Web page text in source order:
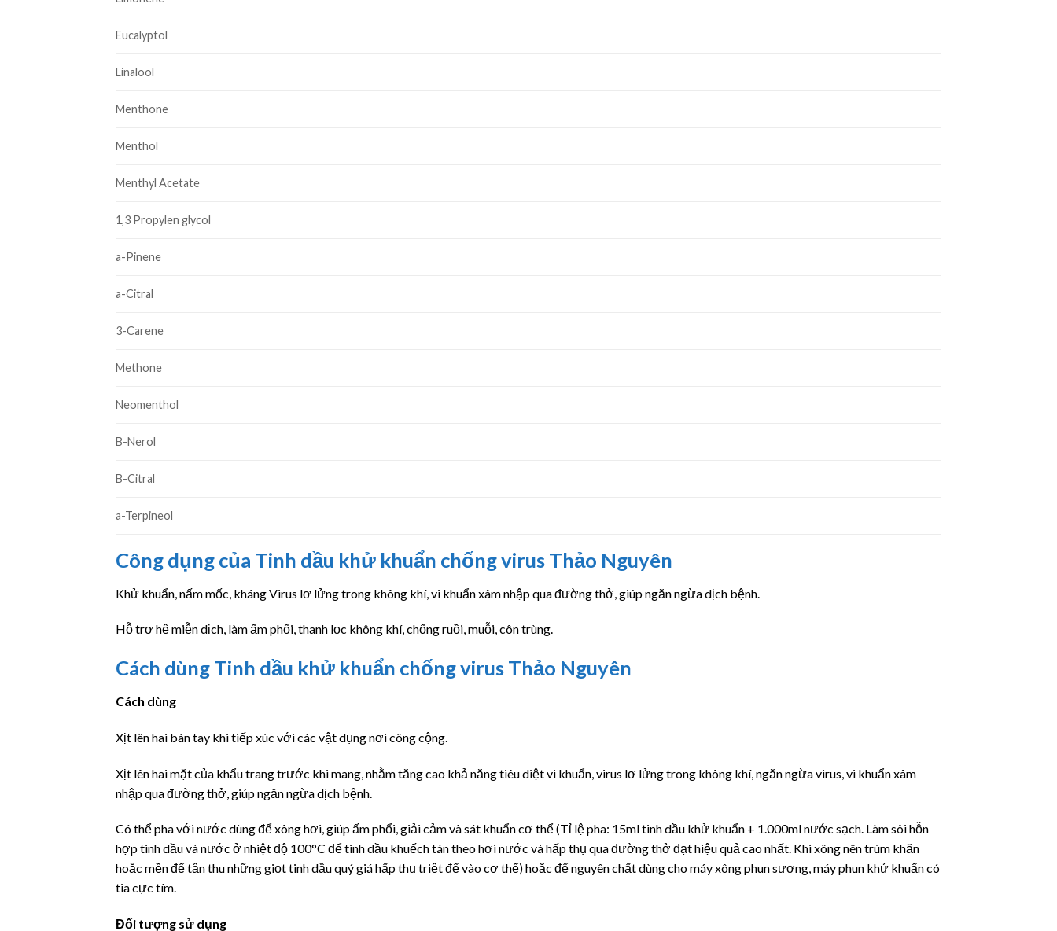
Eucalyptol
Linalool
Menthone
Menthol
Menthyl Acetate
1,3 Propylen glycol
a-Pinene
a-Citral
3-Carene
Methone
Neomenthol
B-Nerol
B-Citral
a-Terpineol
Công dụng của Tinh dầu khử khuẩn chống virus Thảo Nguyên
Khử khuẩn, nấm mốc, kháng Virus lơ lửng trong không khí, vi khuẩn xâm nhập qua đường thở, giúp ngăn ngừa dịch bệnh.
Hỗ trợ hệ miễn dịch, làm ấm phổi, thanh lọc không khí, chống ruồi, muỗi, côn trùng.
Cách dùng Tinh dầu khử khuẩn chống virus Thảo Nguyên
Cách dùng
Xịt lên hai bàn tay khi tiếp xúc với các vật dụng nơi công cộng.
Xịt lên hai mặt của khẩu trang trước khi mang, nhằm tăng cao khả năng tiêu diệt vi khuẩn, virus lơ lửng trong không khí, ngăn ngừa virus, vi khuẩn xâm
nhập qua đường thở, giúp ngăn ngừa dịch bệnh.
Có thể pha với nước dùng để xông hơi, giúp ấm phổi, giải cảm và sát khuẩn cơ thể (Tỉ lệ pha: 15ml tinh dầu khử khuẩn + 1.000ml nước sạch. Làm sôi hỗn
hợp tinh dầu và nước ở nhiệt độ 100°C để tinh dầu khuếch tán theo hơi nước và hấp thụ qua đường thở đạt hiệu quả cao nhất. Khi xông nên trùm khăn
hoặc mền để tận thu những giọt tinh dầu quý giá hấp thụ triệt để vào cơ thể) hoặc để nguyên chất dùng cho máy xông phun sương, máy phun khử khuẩn có
tia cực tím.
Đối tượng sử dụng